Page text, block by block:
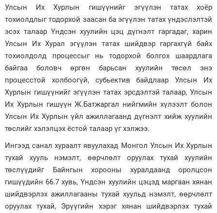
Улсын Их Хурлын гишүүнийг эгүүлэн татах хоёр
тохиолдлыг тодорхой заасан ба эгүүлэн татах үндэслэлтэй
эсэх талаар Үндсэн хуулийн цэц дүгнэлт гаргадаг, харин
Улсын Их Хурал эгүүлэн татах шийдвэр гаргахгүй байх
тохиолдолд процессыг нь тодорхой болгох шаардлага
байгаа боловч өргөн барьсан хуулийн төсөл энэ
процесстой холбоогүй, субьектив байдлаар Улсын Их
Хурлын гишүүнийг эгүүлэн татах эрсдэлтэй талаар, Улсын
Их Хурлын гишүүн Ж.Батжаргал нийгмийн хүлээлт болон
Улсын Их Хурлын үйл ажиллагаанд дүгнэлт хийж хуулийн
төслийг хэлэлцэх ёстой талаар үг хэлжээ.
Ингээд санал хураалт явуулахад Монгол Улсын Их Хурлын
тухай хууль нэмэлт, өөрчлөлт оруулах тухай хуулийн
төслүүдийг Байнгын хорооны хуралдаанд оролцсон
гишүүдийн 66.7 хувь, Үндсэн хуулийн цэцэд маргаан хянан
шийдвэрлэх ажиллагааны тухай хуульд нэмэлт, өөрчлөлт
оруулах тухай, Эрүүгийн хэрэг хянан шийдвэрлэх тухай